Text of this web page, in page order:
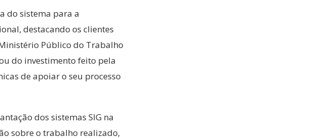
do sistema para a
destacando os clientes
Público do Trabalho
do investimento feito pela
de apoiar o seu processo
dos sistemas SIG na
sobre o trabalho realizado,